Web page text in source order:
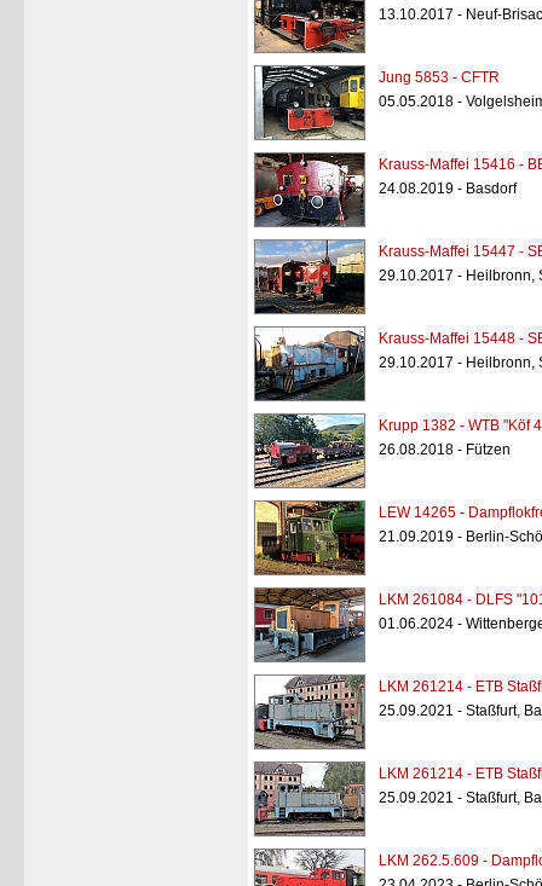
13.10.2017 - Neuf-
Jung 5853 - CFTR
05.05.2018 -
Krauss-Maffei 15416 -
24.08.2019 - Basdorf
Krauss-Maffei 15447 -
29.10.2017 - Heilbronn,
Krauss-Maffei 15448 -
29.10.2017 - Heilbronn,
Krupp 1382 - WTB "Köf
26.08.2018 - Fützen
LEW 14265 -
21.09.2019 - Berlin-
LKM 261084 - DLFS
01.06.2024 -
LKM 261214 - ETB
25.09.2021 - Staßfurt,
LKM 261214 - ETB
25.09.2021 - Staßfurt,
LKM 262.5.609 -